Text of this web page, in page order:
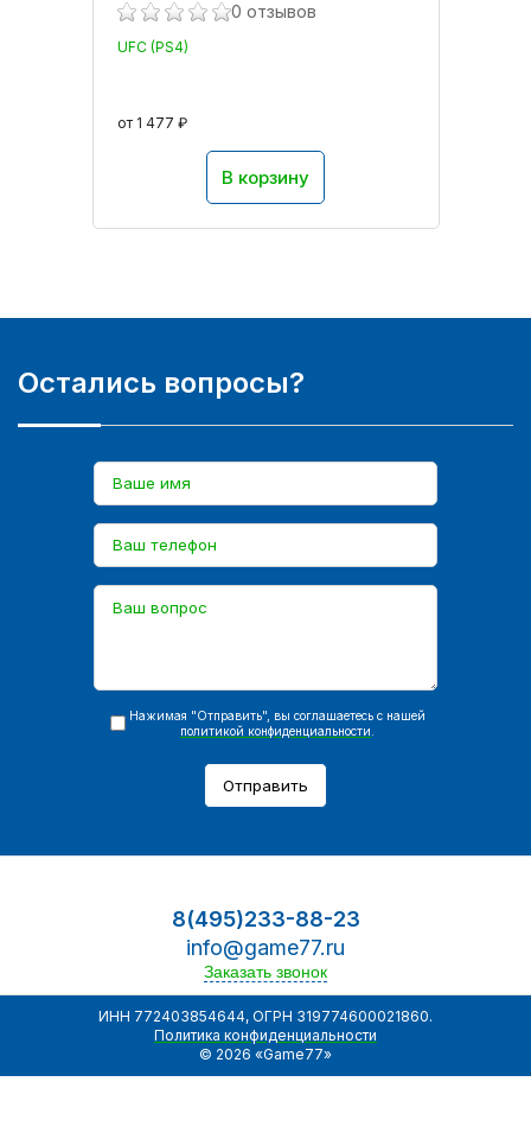
0 отзывов
UFC (PS4)
от 1 477 ₽
В корзину
Остались вопросы?
Нажимая "Отправить", вы соглашаетесь с нашей
политикой конфиденциальности
Отправить
8(495)233-88-23
info@game77.ru
Заказать звонок
ИНН 772403854644, ОГРН 319774600021860.
Политика конфиденциальности
© 2026 «Game77»